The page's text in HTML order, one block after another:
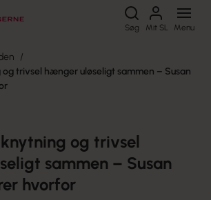
Søg Mit SL Menu
Søg
trivsel hænger uløseligt sammen – Susan
og trivsel
sammen – Susan
hvorfor